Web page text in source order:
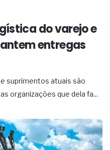
do varejo e
entregas
suprimentos atuais são
organizações que dela fa...